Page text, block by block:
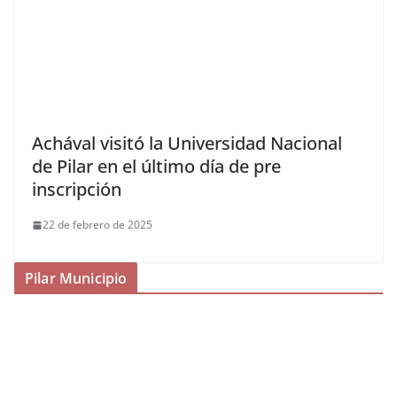
Achával visitó la Universidad Nacional
de Pilar en el último día de pre
inscripción
22 de febrero de 2025
Pilar Municipio